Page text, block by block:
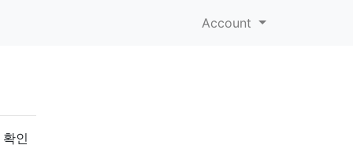
Account
인